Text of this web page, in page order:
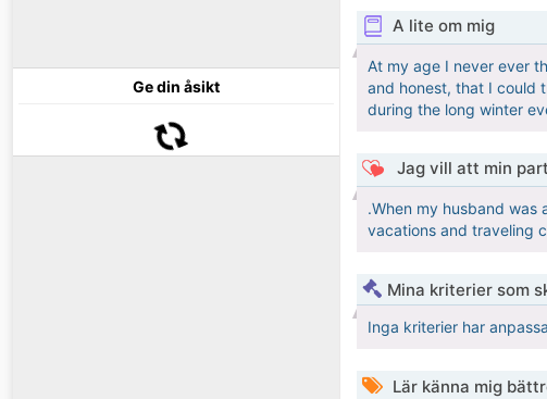
Ge din åsikt
A lite om mig
At my age I never ever
and honest, that I could
during the long winter
Jag vill att min
.When my husband was
vacations and traveling
Mina kriterier som
Inga kriterier har
Lär känna mig